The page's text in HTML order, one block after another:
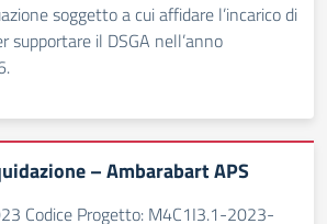
soggetto a cui affidare l’incarico di
il DSGA nell’anno
– Ambarabart APS
Codice Progetto: M4C1I3.1-2023-